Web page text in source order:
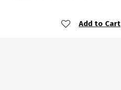
Add to Cart